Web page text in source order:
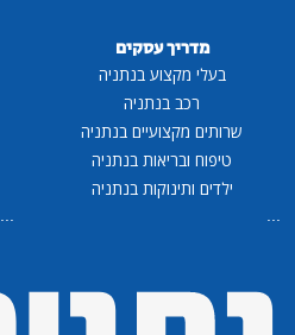
מדריך עסקים
בעלי מקצוע בנתניה
רכב בנתניה
שרותים מקצועיים בנתניה
טיפוח ובריאות בנתניה
ילדים ותינוקות בנתניה
...
...